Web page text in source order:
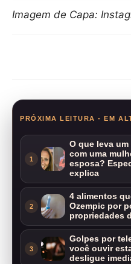
Imagem de Capa:
PRÓXIMA LEITURA - EM
1
O que leva
com uma
esposa?
explica
2
4 alimentos
Ozempic por
propriedades
3
Golpes por
você ouvir
desligue